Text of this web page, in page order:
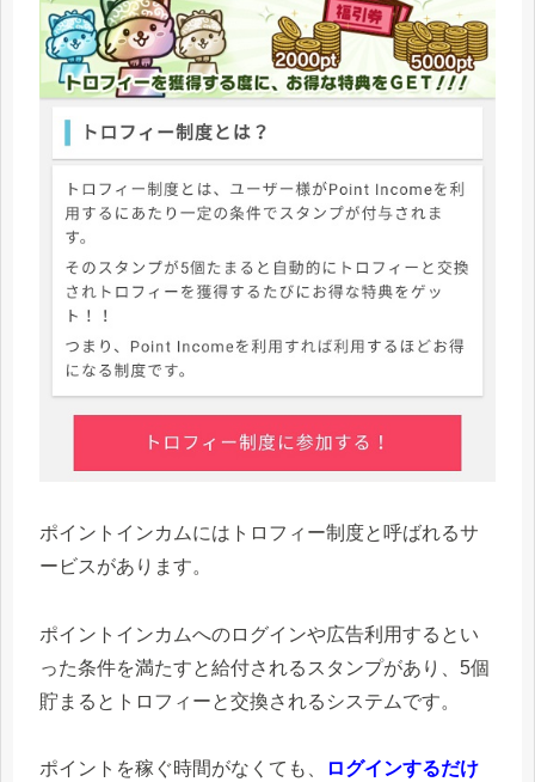
ポイントインカムにはトロフィー制度と呼ばれるサ
ービスがあります。
ポイントインカムへのログインや広告利用するとい
った条件を満たすと給付されるスタンプがあり、5個
貯まるとトロフィーと交換されるシステムです。
ポイントを稼ぐ時間がなくても、
ログインするだけ